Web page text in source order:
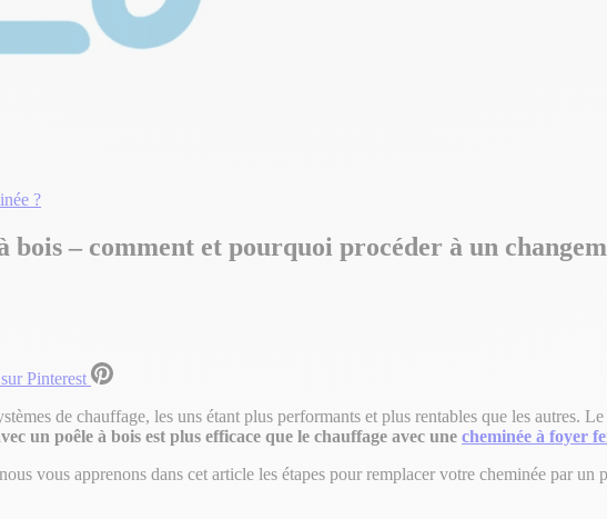
?
– comment et pourquoi procéder à un
Pinterest
de chauffage, les uns étant plus performants et plus rentables que les autres.
un poêle à bois est plus efficace que le chauffage avec une cheminée à foyer
vous apprenons dans cet article les étapes pour remplacer votre cheminée par